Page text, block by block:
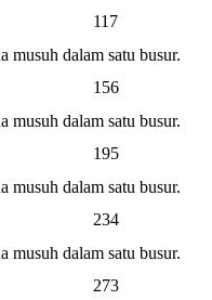
117
musuh dalam satu busur.
156
musuh dalam satu busur.
195
musuh dalam satu busur.
234
musuh dalam satu busur.
273